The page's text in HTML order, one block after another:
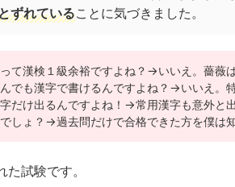
ずれていることに気づきました。
て漢検１級余裕ですよね？→いいえ。薔薇
でも漢字で書けるんですよね？→いいえ。
だけ出るんですよね！→常用漢字も意外と
しょ？→過去問だけで合格できた方を僕は
試験です。